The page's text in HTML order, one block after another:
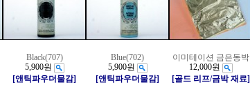
Black(707)
5,900원
[앤틱파우더물감]
Blue(702)
5,900원
[앤틱파우더물감]
이미테이션 금은동박
12,000원
[골드 리프/금박 재료]